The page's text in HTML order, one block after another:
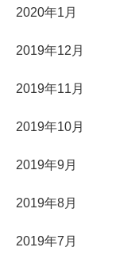
2020年1月
2019年12月
2019年11月
2019年10月
2019年9月
2019年8月
2019年7月